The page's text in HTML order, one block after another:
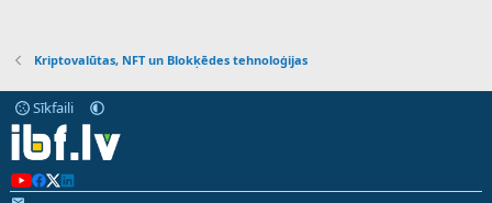
Kriptovalūtas, NFT un Blokķēdes tehnoloģijas
Sīkfaili